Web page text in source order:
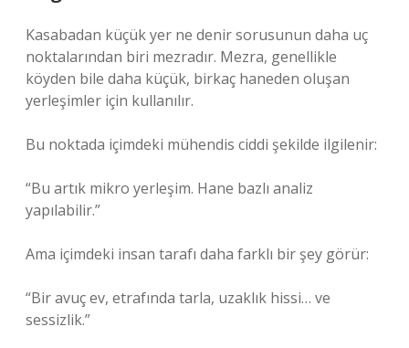
Kasabadan küçük yer ne denir sorusunun daha uç
noktalarından biri mezradır. Mezra, genellikle
köyden bile daha küçük, birkaç haneden oluşan
yerleşimler için kullanılır.
Bu noktada içimdeki mühendis ciddi şekilde ilgilenir:
“Bu artık mikro yerleşim. Hane bazlı analiz
yapılabilir.”
Ama içimdeki insan tarafı daha farklı bir şey görür:
“Bir avuç ev, etrafında tarla, uzaklık hissi… ve
sessizlik.”